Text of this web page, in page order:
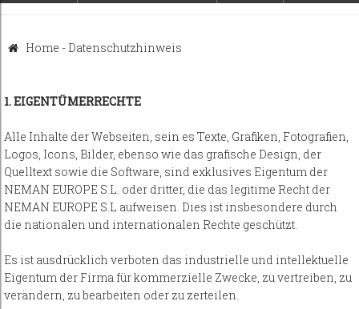
Home - Datenschutzhinweis
1. EIGENTÜMERRECHTE
Alle Inhalte der Webseiten, sein es Texte, Grafiken, Fotografien,
Logos, Icons, Bilder, ebenso wie das grafische Design, der
Quelltext sowie die Software, sind exklusives Eigentum der
NEMAN EUROPE S.L. oder dritter, die das legitime Recht der
NEMAN EUROPE S.L aufweisen. Dies ist insbesondere durch
die nationalen und internationalen Rechte geschützt.
Es ist ausdrücklich verboten das industrielle und intellektuelle
Eigentum der Firma für kommerzielle Zwecke, zu vertreiben, zu
verändern, zu bearbeiten oder zu zerteilen.